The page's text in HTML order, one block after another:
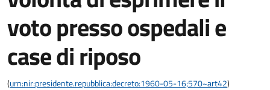
voto presso ospedali e
case di riposo
(urn:nir:presidente.repubblica:decreto:1960-05-16;570~art42)